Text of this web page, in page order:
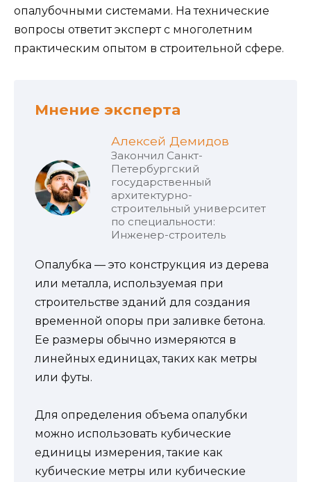
опалубочными системами. На технические
вопросы ответит эксперт с многолетним
практическим опытом в строительной сфере.
Мнение эксперта
Алексей Демидов
Закончил Санкт-
Петербургский
государственный
архитектурно-
строительный университет
по специальности:
Инженер-строитель
Опалубка — это конструкция из дерева
или металла, используемая при
строительстве зданий для создания
временной опоры при заливке бетона.
Ее размеры обычно измеряются в
линейных единицах, таких как метры
или футы.
Для определения объема опалубки
можно использовать кубические
единицы измерения, такие как
кубические метры или кубические